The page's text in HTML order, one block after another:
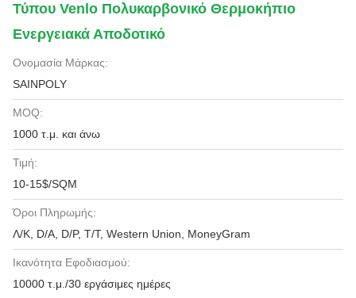
Τύπου Venlo Πολυκαρβονικό Θερμοκήπιο
Ενεργειακά Αποδοτικό
Ονομασία Μάρκας:
SAINPOLY
MOQ:
1000 τ.μ. και άνω
Τιμή:
10-15$/SQM
Όροι Πληρωμής:
Λ/Κ, D/A, D/P, T/T, Western Union, MoneyGram
Ικανότητα Εφοδιασμού:
10000 τ.μ./30 εργάσιμες ημέρες